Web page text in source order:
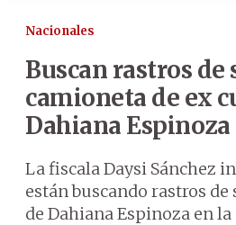
Nacionales
Buscan rastros de
camioneta de ex
Dahiana Espinoza
La fiscala Daysi Sánchez
están buscando rastros de
de Dahiana Espinoza en